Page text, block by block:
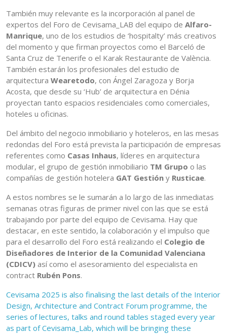
También muy relevante es la incorporación al panel de
expertos del Foro de Cevisama_LAB del equipo de Alfaro-
Manrique, uno de los estudios de ‘hospitalty’ más creativos
del momento y que firman proyectos como el Barceló de
Santa Cruz de Tenerife o el Karak Restaurante de València.
También estarán los profesionales del estudio de
arquitectura Wearetodo, con Ángel Zaragoza y Borja
Acosta, que desde su ‘Hub’ de arquitectura en Dénia
proyectan tanto espacios residenciales como comerciales,
hoteles u oficinas.
Del ámbito del negocio inmobiliario y hoteleros, en las mesas
redondas del Foro está prevista la participación de empresas
referentes como Casas Inhaus, líderes en arquitectura
modular, el grupo de gestión inmobiliario TM Grupo o las
compañías de gestión hotelera GAT Gestión y Rusticae.
A estos nombres se le sumarán a lo largo de las inmediatas
semanas otras figuras de primer nivel con las que se está
trabajando por parte del equipo de Cevisama. Hay que
destacar, en este sentido, la colaboración y el impulso que
para el desarrollo del Foro está realizando el Colegio de
Diseñadores de Interior de la Comunidad Valenciana
(CDICV) así como el asesoramiento del especialista en
contract Rubén Pons.
Cevisama 2025 is also finalising the last details of the Interior
Design, Architecture and Contract Forum programme, the
series of lectures, talks and round tables staged every year
as part of Cevisama_Lab, which will be bringing these